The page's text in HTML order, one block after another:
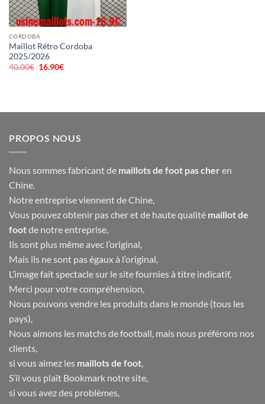
CORDOBA
Maillot Rétro Cordoba
2025/2026
40.00€ Le
16.90€Le
PROPOS NOUS
Nous sommes fabricant de maillots de foot pas cher en
Chine.
Notre entreprise viennent de Chine,
Vous pouvez obtenir pas cher et de haute qualité maillot de
footde notre entreprise,
Ils sont plus même avec l’original,
Mais ils ne sont pas égaux à l’original,
L’image fait spectacle sur le site fournies à titre indicatif,
Merci pour votre compréhension,
Nous pouvons vendre les produits dans le monde (tous les
pays),
Nous aimons les matchs de football, mais nous préférons nos
clients,
si vous aimez les maillots de foot,
S’il vous plaît Bookmark notre site,
si vous avez des problèmes,